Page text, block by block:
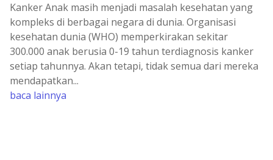
Kanker Anak masih menjadi masalah kesehatan yang
kompleks di berbagai negara di dunia. Organisasi
kesehatan dunia (WHO) memperkirakan sekitar
300.000 anak berusia 0-19 tahun terdiagnosis kanker
setiap tahunnya. Akan tetapi, tidak semua dari mereka
mendapatkan...
baca lainnya